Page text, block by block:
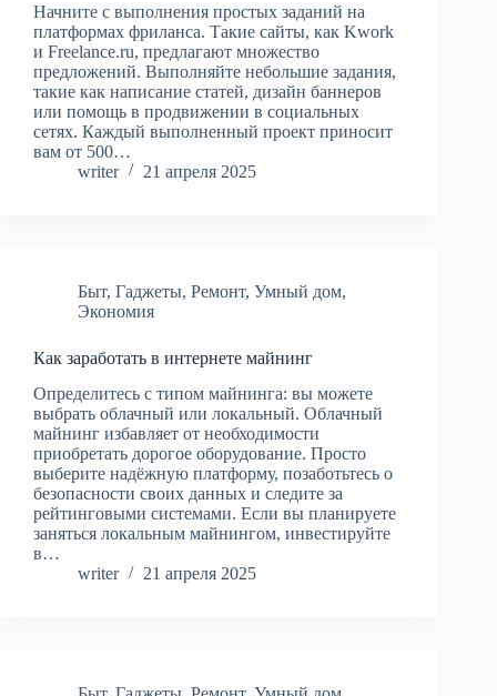
Начните с выполнения простых заданий на
платформах фриланса. Такие сайты, как Kwork
и Freelance.ru, предлагают множество
предложений. Выполняйте небольшие задания,
такие как написание статей, дизайн баннеров
или помощь в продвижении в социальных
сетях. Каждый выполненный проект приносит
вам от 500…
writer
21 апреля 2025
Быт, Гаджеты, Ремонт, Умный дом,
Экономия
Как заработать в интернете майнинг
Определитесь с типом майнинга: вы можете
выбрать облачный или локальный. Облачный
майнинг избавляет от необходимости
приобретать дорогое оборудование. Просто
выберите надёжную платформу, позаботьтесь о
безопасности своих данных и следите за
рейтинговыми системами. Если вы планируете
заняться локальным майнингом, инвестируйте
в…
writer
21 апреля 2025